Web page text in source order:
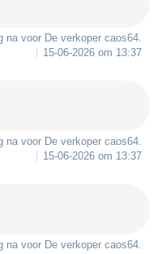
na voor De verkoper caos64
15-06-2026 om 13:37
na voor De verkoper caos64
15-06-2026 om 13:37
na voor De verkoper caos64